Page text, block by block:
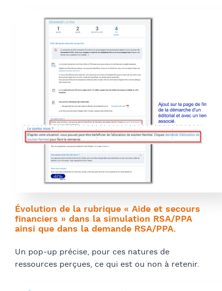
Évolution de la rubrique « Aide et secours
financiers » dans la simulation RSA/PPA
ainsi que dans la demande RSA/PPA.
Un pop-up précise, pour ces natures de
ressources perçues, ce qui est ou non à retenir.